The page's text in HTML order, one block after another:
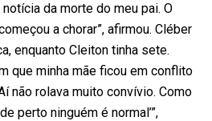
da morte do meu pai. O
a chorar”, afirmou. Cléber
enquanto Cleiton tinha sete.
que minha mãe ficou em conflito
não rolava muito convívio. Como
perto ninguém é normal’”,